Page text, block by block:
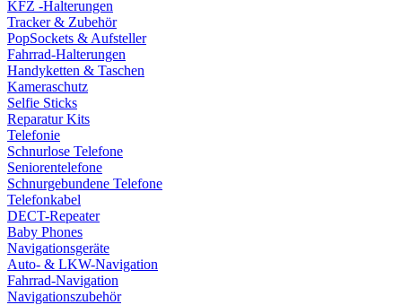
KFZ -Halterungen
Tracker & Zubehör
PopSockets & Aufsteller
Fahrrad-Halterungen
Handyketten & Taschen
Kameraschutz
Selfie Sticks
Reparatur Kits
Telefonie
Schnurlose Telefone
Seniorentelefone
Schnurgebundene Telefone
Telefonkabel
DECT-Repeater
Baby Phones
Navigationsgeräte
Auto- & LKW-Navigation
Fahrrad-Navigation
Navigationszubehör